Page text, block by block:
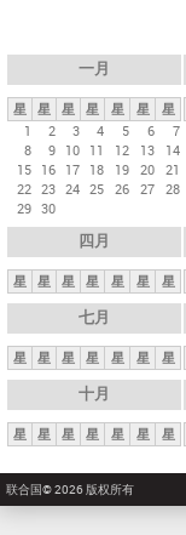
一月
星 星 星 星 星 星
星
1
2 3 4 5 6
7
8
9 10 11 12 13
14
15 16 17 18 19 20 21
22 23 24 25 26 27 28
29 30
四月
星 星 星 星 星 星 星
七月
星 星 星 星 星 星 星
十月
星 星 星 星 星 星 星
联合国© 2026 版权所有